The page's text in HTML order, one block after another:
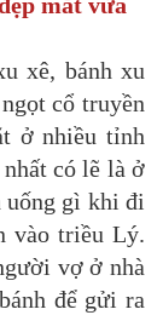
xê, bánh xu
cổ truyền
ở nhiều tỉnh
có lẽ là ở
uống gì khi đi
vào triều Lý.
vợ ở nhà
để gửi ra